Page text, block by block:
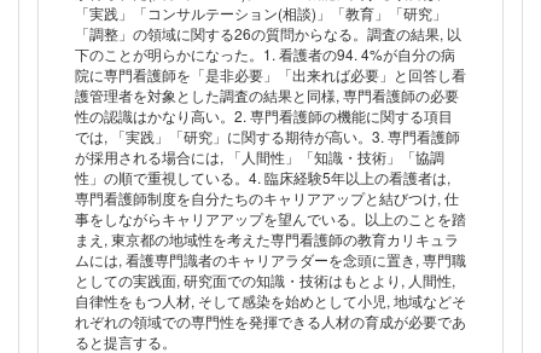
「実践」「コンサルテーション(相談)」「教育」「研究」
「調整」の領域に関する26の質問からなる。調査の結果, 以
下のことが明らかになった。1. 看護者の94. 4%が自分の病
院に専門看護師を「是非必要」「出来れば必要」と回答し看
護管理者を対象とした調査の結果と同様, 専門看護師の必要
性の認識はかなり高い。2. 専門看護師の機能に関する項目
では, 「実践」「研究」に関する期待が高い。3. 専門看護師
が採用される場合には, 「人間性」「知識・技術」「協調
性」の順で重視している。4. 臨床経験5年以上の看護者は,
専門看護師制度を自分たちのキャリアアップと結びつけ, 仕
事をしながらキャリアアップを望んでいる。以上のことを踏
まえ, 東京都の地域性を考えた専門看護師の教育カリキュラ
ムには, 看護専門識者のキャリアラダーを念頭に置き, 専門職
としての実践面, 研究面での知識・技術はもとより, 人間性,
自律性をもつ人材, そして感染を始めとして小児, 地域などそ
れぞれの領域での専門性を発揮できる人材の育成が必要であ
ると提言する。